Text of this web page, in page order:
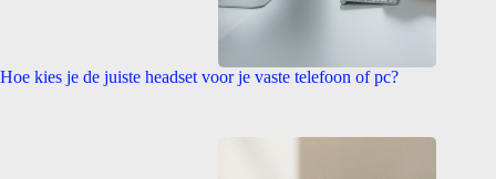
Hoe kies je de juiste headset voor je vaste telefoon of pc?